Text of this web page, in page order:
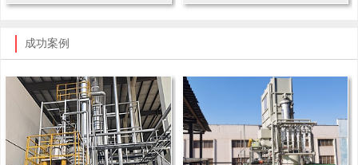
成功案例